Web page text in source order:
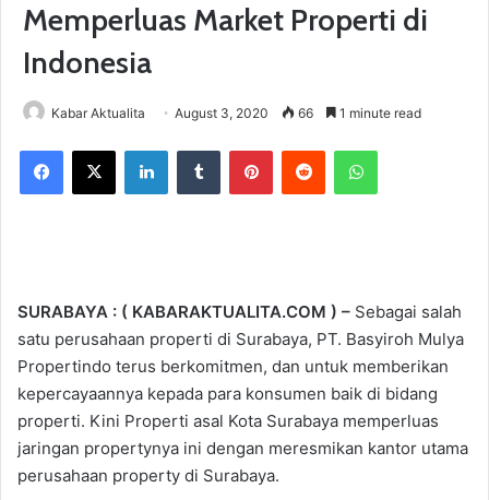
Memperluas Market Properti di
Indonesia
Kabar Aktualita August 3, 2020 66 1 minute read
SURABAYA : ( KABARAKTUALITA.COM ) – Sebagai salah
satu perusahaan properti di Surabaya, PT. Basyiroh Mulya
Propertindo terus berkomitmen, dan untuk memberikan
kepercayaannya kepada para konsumen baik di bidang
properti. Kini Properti asal Kota Surabaya memperluas
jaringan propertynya ini dengan meresmikan kantor utama
perusahaan property di Surabaya.